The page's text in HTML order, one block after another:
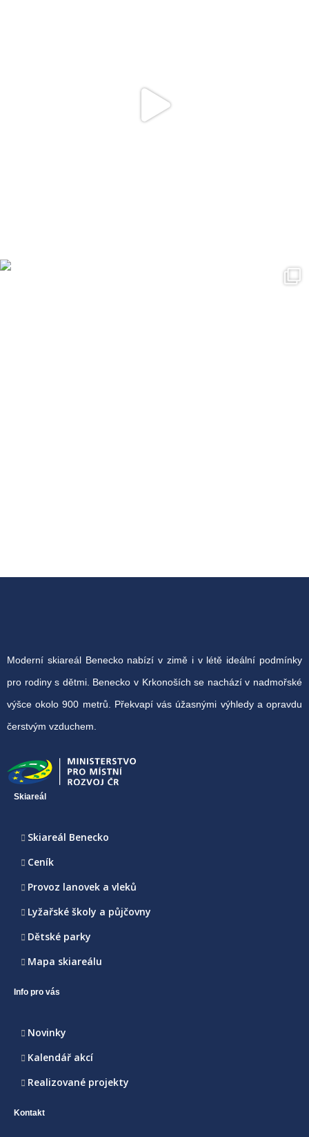
Moderní skiareál Benecko nabízí v zimě i v létě ideální podmínky
pro rodiny s dětmi. Benecko v Krkonoších se nachází v nadmořské
výšce okolo 900 metrů. Překvapí vás úžasnými výhledy a opravdu
čerstvým vzduchem.
Skiareál
Skiareál Benecko
Ceník
Provoz lanovek a vleků
Lyžařské školy a půjčovny
Dětské parky
Mapa skiareálu
Info pro vás
Novinky
Kalendář akcí
Realizované projekty
Kontakt